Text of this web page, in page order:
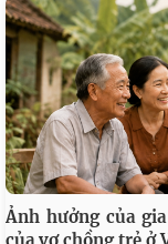
Ảnh hưởng của